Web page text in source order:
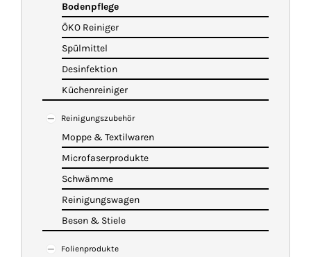
Bodenpflege
ÖKO Reiniger
Spülmittel
Desinfektion
Küchenreiniger
Reinigungszubehör
Moppe & Textilwaren
Microfaserprodukte
Schwämme
Reinigungswagen
Besen & Stiele
Folienprodukte